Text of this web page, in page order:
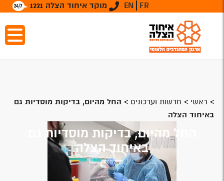
מוקד איחוד הצלה 1221 EN FR
> ראשי > חדשות ועדכונים > החל מהיום, בדיקות מוסדיות גם
באיחוד הצלה
החל מהיום, בדיקות מוסדיות גם
באיחוד הצלה
09/02/2022